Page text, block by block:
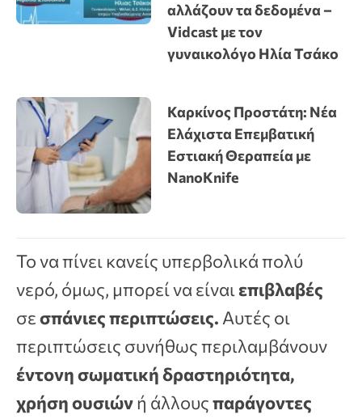
αλλάζουν τα δεδομένα –
Vidcast με τον
γυναικολόγο Ηλία Τσάκο
Καρκίνος Προστάτη: Νέα
Ελάχιστα Επεμβατική
Εστιακή Θεραπεία με
NanoKnife
Το να πίνει κανείς υπερβολικά πολύ
νερό, όμως, μπορεί να είναιεπιβλαβές
σεσπάνιες περιπτώσεις. Αυτές οι
περιπτώσεις συνήθως περιλαμβάνουν
έντονη σωματική δραστηριότητα,
χρήση ουσιών ή άλλουςπαράγοντες